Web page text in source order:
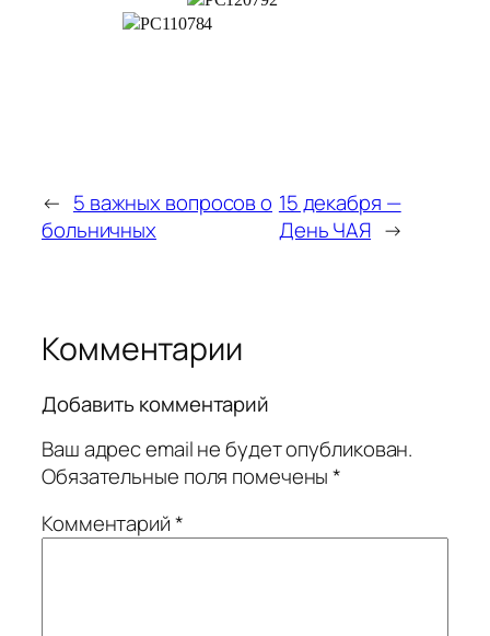
← 5 важных вопросов о
больничных
15 декабря —
День ЧАЯ →
Комментарии
Добавить комментарий
Ваш адрес email не будет опубликован.
Обязательные поля помечены*
Комментарий*